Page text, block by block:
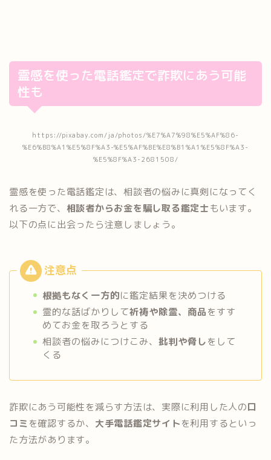
霊感を使った電話鑑定で詐欺にあう可能
性も
https://pixabay.com/ja/photos/%E7%A7%98%E5%AF%86-
%E6%B8%A1%E5%8F%A3-%E5%AF%BE%E8%B1%A1%E5%8F%A3-
%E5%8F%A3-2681508/
霊感を使った電話鑑定は、相談者の悩みに真剣になってく
れる一方で、 相談者からお金を騙し取る鑑定士もいます。
以下の点に出会ったら注意しましょう。
根拠もなく一方的に鑑定結果を決めつける
霊的な話ばかりして祈祷や除霊、商品をすす
めてお金を取ろうとする
相談者の悩みにつけこみ、 批判や脅しをして
くる
詐欺にあう可能性を減らす方法は、実際に利用した人の口
コミを確認するか、 大手電話鑑定サイトを利用するといっ
た方法があります。